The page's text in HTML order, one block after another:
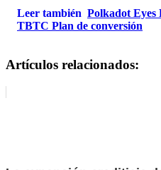
Leer también Polkadot Eyes
TBTC Plan de conversión
Artículos relacionados: